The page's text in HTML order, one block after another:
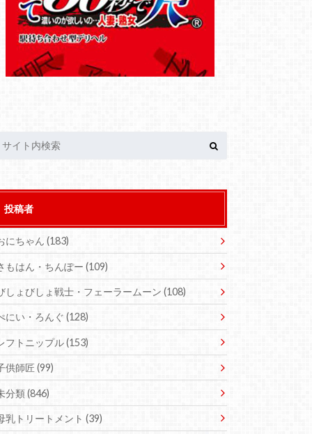
投稿者
にちゃん(183)
もはん・ちんぽー(109)
しょびしょ戦士・フェーラームーン(108)
にい・ろんぐ(128)
フトニップル(153)
供師匠(99)
分類(846)
乳トリートメント(39)